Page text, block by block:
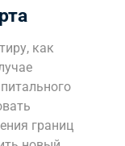
как
границ